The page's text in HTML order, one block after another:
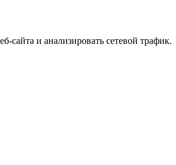
и анализировать сетевой трафик.